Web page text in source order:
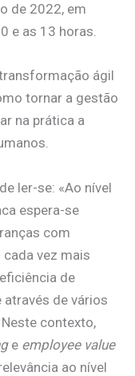
de 2022, em
e as 13 horas.
ágil
tornar a gestão
na prática a
ler-se: «Ao nível
espera-se
com
vez mais
de
de vários
contexto,
e employee value
ao nível